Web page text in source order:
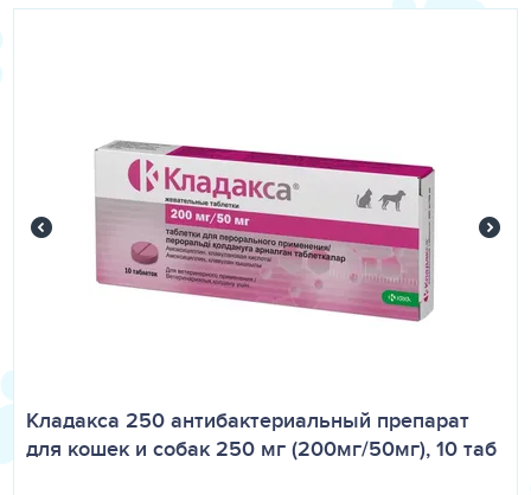
Кладакса 250 антибактериальный препарат
для кошек и собак 250 мг (200мг/50мг), 10 таб